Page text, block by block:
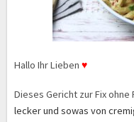
Hallo Ihr Lieben ♥
Dieses Gericht zur Fix ohne
lecker und sowas von